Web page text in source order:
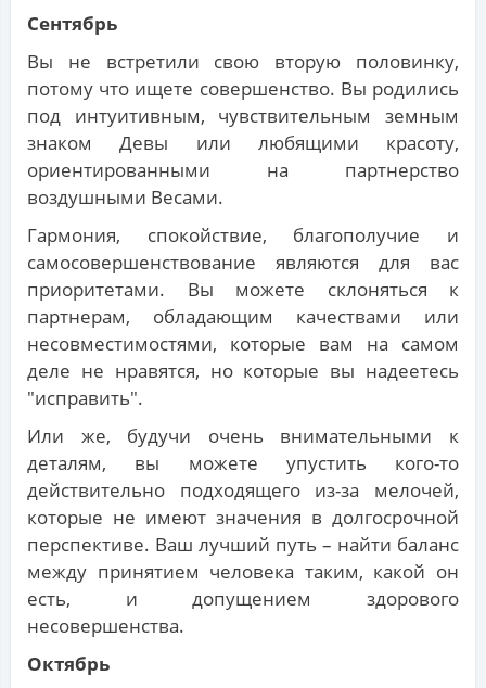
Сентябрь
Вы не встретили свою вторую половинку,
потому что ищете совершенство. Вы родились
под интуитивным, чувствительным земным
знаком Девы или любящими красоту,
ориентированными на партнерство
воздушными Весами.
Гармония, спокойствие, благополучие и
самосовершенствование являются для вас
приоритетами. Вы можете склоняться к
партнерам, обладающим качествами или
несовместимостями, которые вам на самом
деле не нравятся, но которые вы надеетесь
"исправить".
Или же, будучи очень внимательными к
деталям, вы можете упустить кого-то
действительно подходящего из-за мелочей,
которые не имеют значения в долгосрочной
перспективе. Ваш лучший путь – найти баланс
между принятием человека таким, какой он
есть, и допущением здорового
несовершенства.
Октябрь